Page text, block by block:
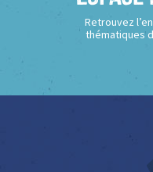
Retrouvez
thématiques